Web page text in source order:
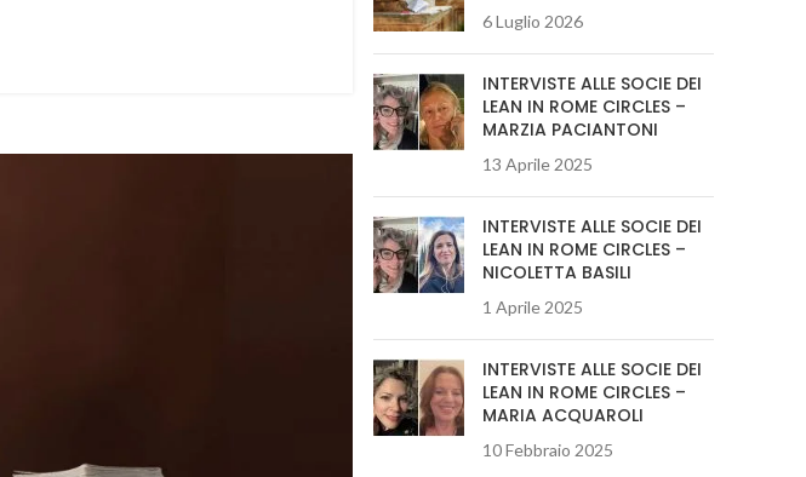
6 Luglio 2026
INTERVISTE ALLE SOCIE DEI
LEAN IN ROME CIRCLES –
MARZIA PACIANTONI
13 Aprile 2025
INTERVISTE ALLE SOCIE DEI
LEAN IN ROME CIRCLES –
NICOLETTA BASILI
1 Aprile 2025
INTERVISTE ALLE SOCIE DEI
LEAN IN ROME CIRCLES –
MARIA ACQUAROLI
10 Febbraio 2025